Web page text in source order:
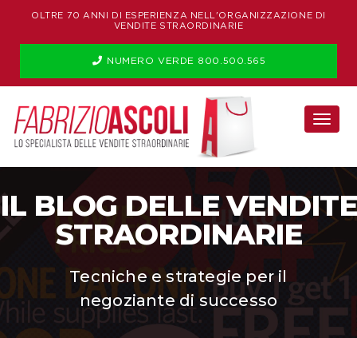
OLTRE 70 ANNI DI ESPERIENZA NELL'ORGANIZZAZIONE DI
VENDITE STRAORDINARIE
NUMERO VERDE 800.500.565
IL BLOG DELLE VENDITE
STRAORDINARIE
Tecniche e strategie per il
negoziante di successo